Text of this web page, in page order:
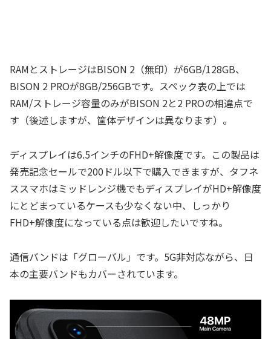
RAMとストレージはBISON 2（無印）が6GB/128GB、
BISON 2 PROが8GB/256GBです。スペック表の上では
RAM/ストレージ容量のみがBISON 2と2 PROの相違点で
す（後述しますが、筐体デザインは異なります）。
ディスプレイは6.5インチのFHD+解像度です。この製品は
発売記念セールで200ドル以下で購入できますが、タフネ
ススマホはミッドレンジ機でもディスプレイがHD+解像度
にとどまっているケースも少なくない中、しっかり
FHD+解像度になっている点は歓迎したいですね。
通信バンドは「グローバル」です。5G非対応ながら、日
本の主要バンドもカバーされています。